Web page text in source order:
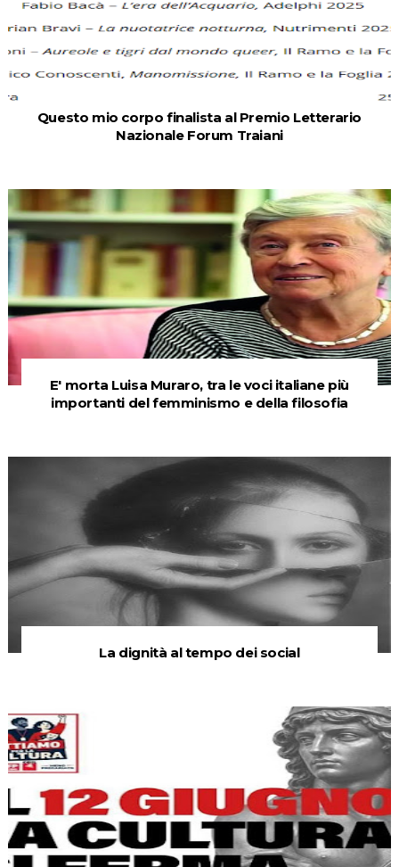
Questo mio corpo finalista al Premio Letterario
Nazionale Forum Traiani
E' morta Luisa Muraro, tra le voci italiane più
importanti del femminismo e della filosofia
La dignità al tempo dei social